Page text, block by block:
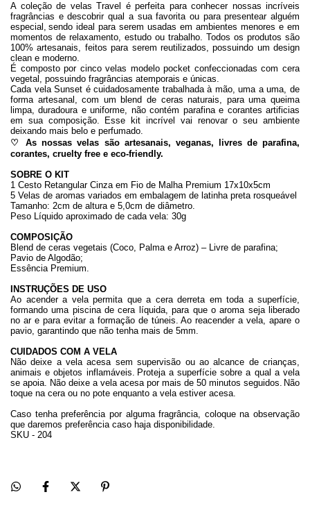
A coleção de velas Travel é perfeita para conhecer nossas incríveis
fragrâncias edescobrir qual a sua favorita ou para presentear alguém
especial, sendo ideal para serem usadas em ambientes menores e em
momentos de relaxamento, estudo ou trabalho. Todos os produtos são
100% artesanais, feitos para serem reutilizados, possuindo um design
clean e moderno.
É composto por cinco velas modelo pocket confeccionadas com cera
vegetal, possuindo fragrâncias atemporais e únicas.
Cada vela Sunset é cuidadosamente trabalhada à mão, uma a uma, de
forma artesanal, com um blend de ceras naturais, para uma queima
limpa, duradoura e uniforme, não contém parafina e corantes artificias
em sua composição.
Esse kit incrível vai renovar o seu ambiente
deixando mais belo e perfumado.
♡ As nossas velas são artesanais, veganas, livres de parafina,
corantes, cruelty free e eco-friendly.
SOBRE O KIT
1 Cesto Retangular Cinza em Fio de Malha Premium 17x10x5cm
5 Velas de aromas variados em embalagem de l atinhapreta rosqueável
Tamanho: 2cm de altura e 5,0cm de diâmetro.
Peso Líquido aproximado de cada vela: 30g
COMPOSIÇÃO
Blend de ceras vegetais (Coco, Palma e Arroz) – Livre de parafina;
Pavio de Algodão;
Essência Premium.
INSTRUÇÕES DE USO
Ao acender a vela permita que a cera derreta em toda a superfície,
formando uma piscina de cera líquida, para que o aroma seja liberado
no ar e para evitar a formação de túneis. Ao reacender a vela, apare o
pavio, garantindo que não tenha mais de 5mm.
CUIDADOS COM A VELA
Não deixe a vela acesa sem supervisão ou ao alcance de crianças,
animais e objetos inflamáveis. Proteja a superfície sobre a qual a vela
se apoia. Não deixe a vela acesa por mais de 50 minutos seguidos. Não
toque na cera ou no pote enquanto a vela estiver acesa.
Caso tenha preferência por alguma fragrância, coloque na observação
que daremos preferência caso haja disponibilidade.
SKU - 204